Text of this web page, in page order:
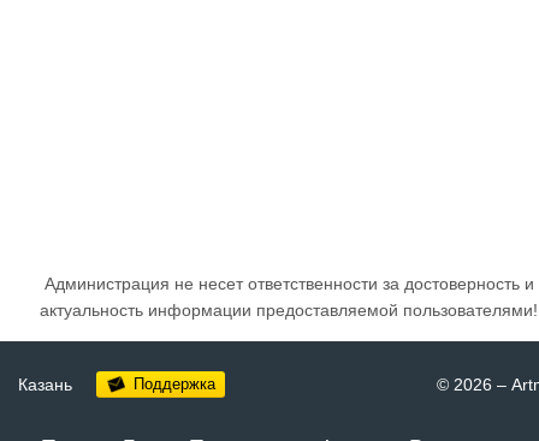
Администрация не несет ответственности за достоверность и
актуальность информации предоставляемой пользователями!
Казань Поддержка © 2026 –